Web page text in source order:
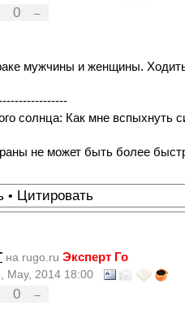
0 –
мужчины и женщины.
солнца: Как мне вспыхнуть
не может быть более
• Цитировать
на rugo.ru Эксперт Го
May, 2014 18:00
0 –